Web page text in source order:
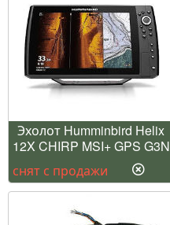
Эхолот Humminbird Helix
12X CHIRP MSI+ GPS G3N
снят с продажи